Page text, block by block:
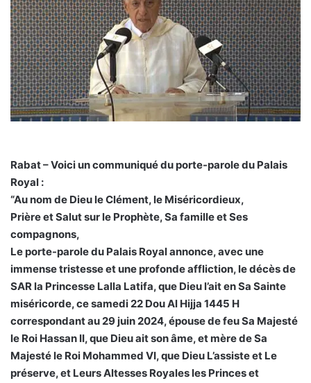
Rabat – Voici un communiqué du porte-parole du Palais
Royal :
“Au nom de Dieu le Clément, le Miséricordieux,
Prière et Salut sur le Prophète, Sa famille et Ses
compagnons,
Le porte-parole du Palais Royal annonce, avec une
immense tristesse et une profonde affliction, le décès de
SAR la Princesse Lalla Latifa, que Dieu l’ait en Sa Sainte
miséricorde, ce samedi 22 Dou Al Hijja 1445 H
correspondant au 29 juin 2024, épouse de feu Sa Majesté
le Roi Hassan II, que Dieu ait son âme, et mère de Sa
Majesté le Roi Mohammed VI, que Dieu L’assiste et Le
préserve, et Leurs Altesses Royales les Princes et